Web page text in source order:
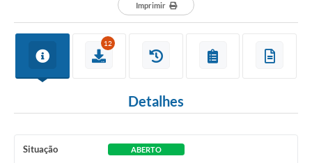
Imprimir
12
Detalhes
Situação ABERTO